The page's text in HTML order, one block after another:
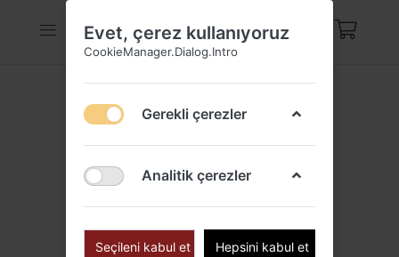
Evet, çerez kullanıyoruz
CookieManager.Dialog.Intro
Gerekli çerezler
Analitik çerezler
Seçileni kabul et Hepsini kabul et